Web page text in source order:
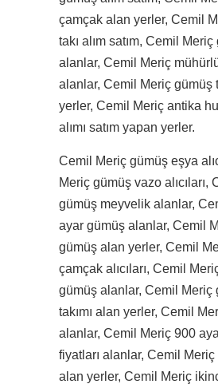
çamçak alan yerler, Cemil
takı alım satım, Cemil
alanlar, Cemil Meriç
alanlar, Cemil Meriç gümüş
yerler, Cemil Meriç antika
alımı satım yapan yerler.
Cemil Meriç gümüş eşya
Meriç gümüş vazo alıcıları,
gümüş meyvelik alanlar,
ayar gümüş alanlar, Cemil
gümüş alan yerler, Cemil
çamçak alıcıları, Cemil
gümüş alanlar, Cemil Meriç
takımı alan yerler, Cemil
alanlar, Cemil Meriç 900
fiyatları alanlar, Cemil
alan yerler, Cemil Meriç